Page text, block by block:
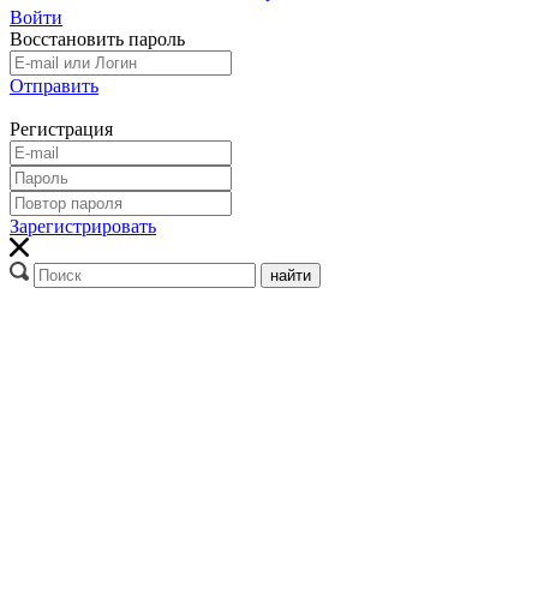
Войти
Восстановить пароль
Отправить
Регистрация
Зарегистрировать
найти